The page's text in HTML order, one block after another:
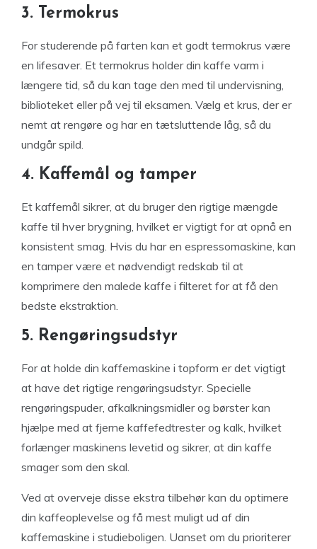
3. Termokrus
For studerende på farten kan et godt termokrus være
en lifesaver. Et termokrus holder din kaffe varm i
længere tid, så du kan tage den med til undervisning,
biblioteket eller på vej til eksamen. Vælg et krus, der er
nemt at rengøre og har en tætsluttende låg, så du
undgår spild.
4. Kaffemål og tamper
Et kaffemål sikrer, at du bruger den rigtige mængde
kaffe til hver brygning, hvilket er vigtigt for at opnå en
konsistent smag. Hvis du har en espressomaskine, kan
en tamper være et nødvendigt redskab til at
komprimere den malede kaffe i filteret for at få den
bedste ekstraktion.
5. Rengøringsudstyr
For at holde din kaffemaskine i topform er det vigtigt
at have det rigtige rengøringsudstyr. Specielle
rengøringspuder, afkalkningsmidler og børster kan
hjælpe med at fjerne kaffefedtrester og kalk, hvilket
forlænger maskinens levetid og sikrer, at din kaffe
smager som den skal.
Ved at overveje disse ekstra tilbehør kan du optimere
din kaffeoplevelse og få mest muligt ud af din
kaffemaskine i studieboligen. Uanset om du prioriterer